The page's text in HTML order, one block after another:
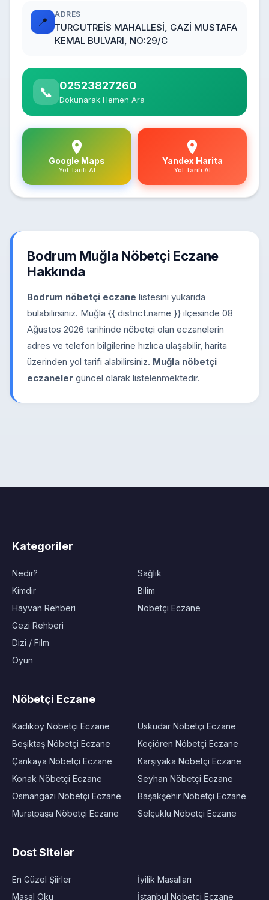
📍
ADRES
TURGUTREİS MAHALLESİ, GAZİ MUSTAFA
KEMAL BULVARI, NO:29/C
📞 02523827260
Dokunarak Hemen Ara
Google Maps
Yol Tarifi Al
Yandex Harita
Yol Tarifi Al
Bodrum Muğla Nöbetçi Eczane
Hakkında
Bodrum nöbetçi eczane listesini yukarıda
bulabilirsiniz. Muğla {{ district.name }} ilçesinde 08
Ağustos 2026 tarihinde nöbetçi olan eczanelerin
adres ve telefon bilgilerine hızlıca ulaşabilir, harita
üzerinden yol tarifi alabilirsiniz. Muğla nöbetçi
eczaneler güncel olarak listelenmektedir.
Kategoriler
Nedir?
Kimdir
Hayvan Rehberi
Gezi Rehberi
Dizi / Film
Oyun
Sağlık
Bilim
Nöbetçi Eczane
Nöbetçi Eczane
Kadıköy Nöbetçi Eczane
Beşiktaş Nöbetçi Eczane
Çankaya Nöbetçi Eczane
Konak Nöbetçi Eczane
Osmangazi Nöbetçi Eczane
Muratpaşa Nöbetçi Eczane
Üsküdar Nöbetçi Eczane
Keçiören Nöbetçi Eczane
Karşıyaka Nöbetçi Eczane
Seyhan Nöbetçi Eczane
Başakşehir Nöbetçi Eczane
Selçuklu Nöbetçi Eczane
Dost Siteler
En Güzel Şiirler
Masal Oku
İyilik Masalları
İstanbul Nöbetçi Eczane